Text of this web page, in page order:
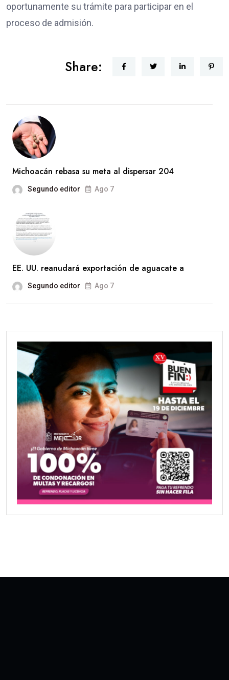
oportunamente su trámite para participar en el
proceso de admisión.
Share:
Michoacán rebasa su meta al dispersar 204
Segundo editor Ago 7
EE. UU. reanudará exportación de aguacate a
Segundo editor Ago 7